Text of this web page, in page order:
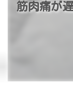
筋肉痛が